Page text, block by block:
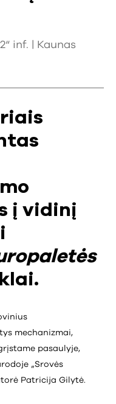
inf. |
Kaunas
į vidinį
mechanizmai,
pasaulyje,
„Srovės
Patricija Gilytė.